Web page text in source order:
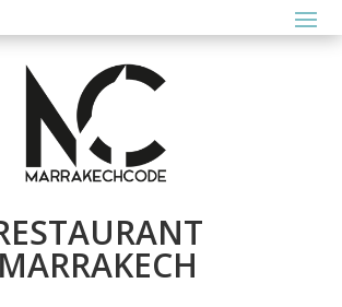
MARRAKECH